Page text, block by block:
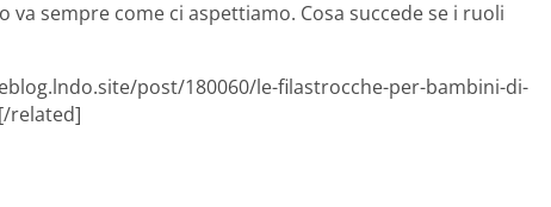
sempre come ci aspettiamo. Cosa succede se i ruoli
post/180060/le-filastrocche-per-bambini-di-
related]